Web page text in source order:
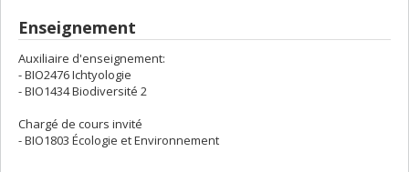
Enseignement
Auxiliaire d'enseignement:
- BIO2476 Ichtyologie
- BIO1434 Biodiversité 2
Chargé de cours invité
- BIO1803 Écologie et Environnement